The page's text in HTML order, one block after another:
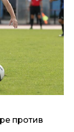
против